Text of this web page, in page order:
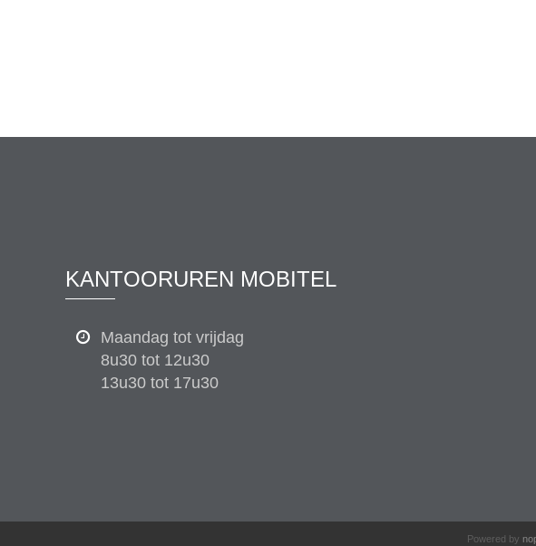
KANTOORUREN MOBITEL
Maandag tot vrijdag
8u30 tot 12u30
13u30 tot 17u30
Powered by